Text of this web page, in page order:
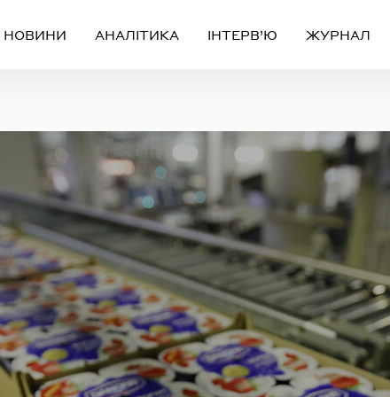
НОВИНИ АНАЛІТИКА ІНТЕРВ’Ю ЖУРНАЛ
Вхід Реєстрація
ЧЕРЕЗ СОЦІАЛЬНІ МЕРЕЖІ
FACEBOOK GOOGLE
АБО